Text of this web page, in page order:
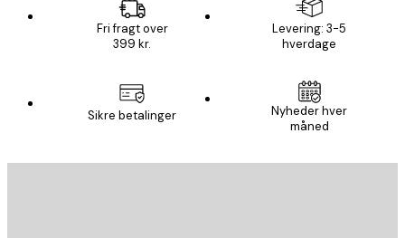
Fri fragt over
399 kr.
Levering: 3-5
hverdage
Sikre betalinger
Nyheder hver
måned